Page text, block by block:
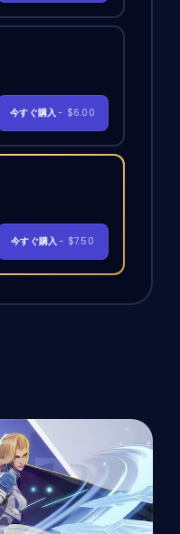
今すぐ購入- $6.00
今すぐ購入- $7.50